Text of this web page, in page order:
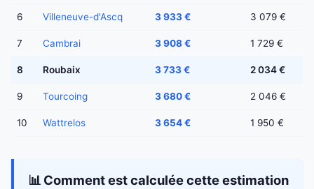
6 Villeneuve-d'Ascq 3 933 € 3 079 €
7 Cambrai 3 908 € 1 729 €
8 Roubaix 3 733 € 2 034 €
9 Tourcoing 3 680 € 2 046 €
10 Wattrelos 3 654 € 1 950 €
📊 Comment est calculée cette estimation